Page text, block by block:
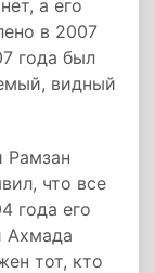
а его
в 2007
года был
видный
Рамзан
что все
года его
Ахмада
тот, кто